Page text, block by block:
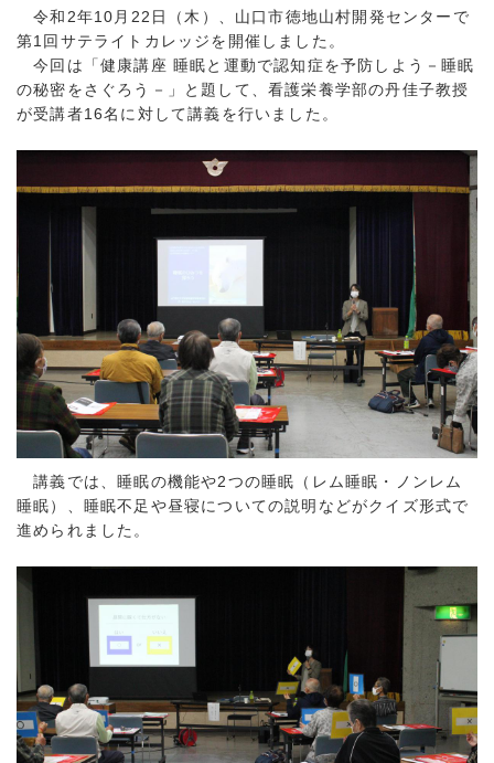
令和2年10月22日（木）、山口市徳地山村開発センターで
第1回サテライトカレッジを開催しました。
今回は「健康講座 睡眠と運動で認知症を予防しよう－睡眠
の秘密をさぐろう－」と題して、看護栄養学部の丹佳子教授
が受講者16名に対して講義を行いました。
講義では、睡眠の機能や2つの睡眠（レム睡眠・ノンレム
睡眠）、睡眠不足や昼寝についての説明などがクイズ形式で
進められました。